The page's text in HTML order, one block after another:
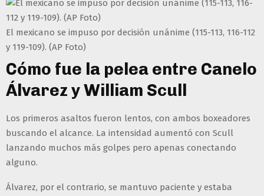
El mexicano se impuso por decisión unánime (115-113, 116-112
y 119-109). (AP Foto)
Cómo fue la pelea entre Canelo
Álvarez y William Scull
Los primeros asaltos fueron lentos, con ambos boxeadores
buscando el alcance. La intensidad aumentó con Scull
lanzando muchos más golpes pero apenas conectando
alguno.
Álvarez, por el contrario, se mantuvo paciente y estaba